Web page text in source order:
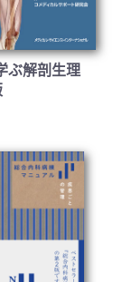
ぶ解剖生理